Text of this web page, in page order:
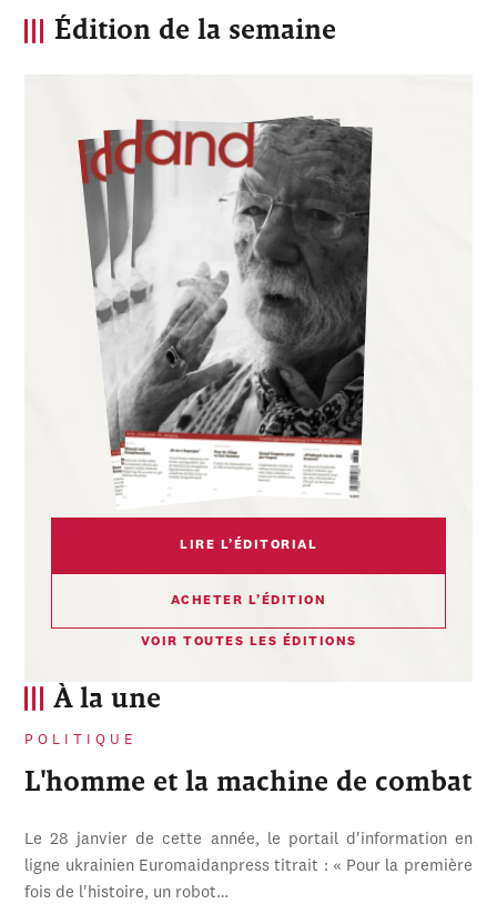
À la une
POLITIQUE
L'homme et la machine de combat
Le 28 janvier de cette année, le portail d'information en
ligne ukrainien Euromaidanpress titrait : « Pour la première
fois de l'histoire, un robot…
Édition de la semaine
LIRE L’ÉDITORIAL
ACHETER L’ÉDITION
VOIR TOUTES LES ÉDITIONS